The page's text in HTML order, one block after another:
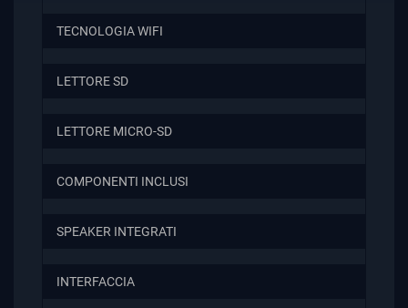
TECNOLOGIA WIFI
LETTORE SD
LETTORE MICRO-SD
COMPONENTI INCLUSI
SPEAKER INTEGRATI
INTERFACCIA